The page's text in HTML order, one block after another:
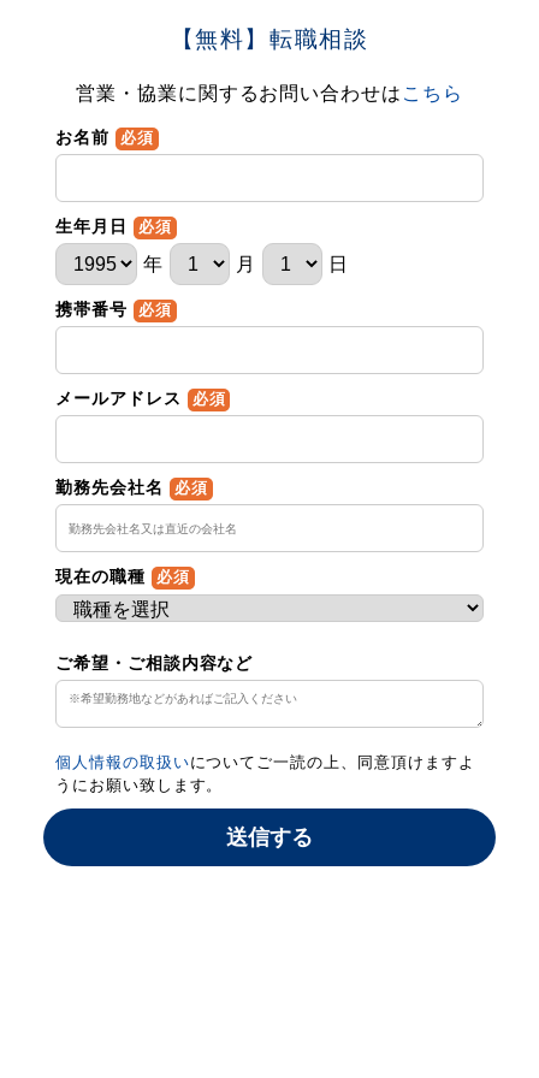
【無料】転職相談
営業・協業に関するお問い合わせは こちら
お名前 必須
生年月日 必須
年 月 日
携帯番号 必須
メールアドレス 必須
勤務先会社名 必須
現在の職種 必須
ご希望・ご相談内容など
個人情報の取扱いについてご一読の上、同意頂けますよ
うにお願い致します。